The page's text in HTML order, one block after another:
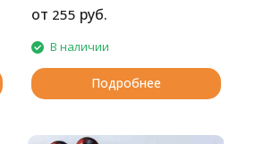
от 255 руб.
В наличии
Подробнее